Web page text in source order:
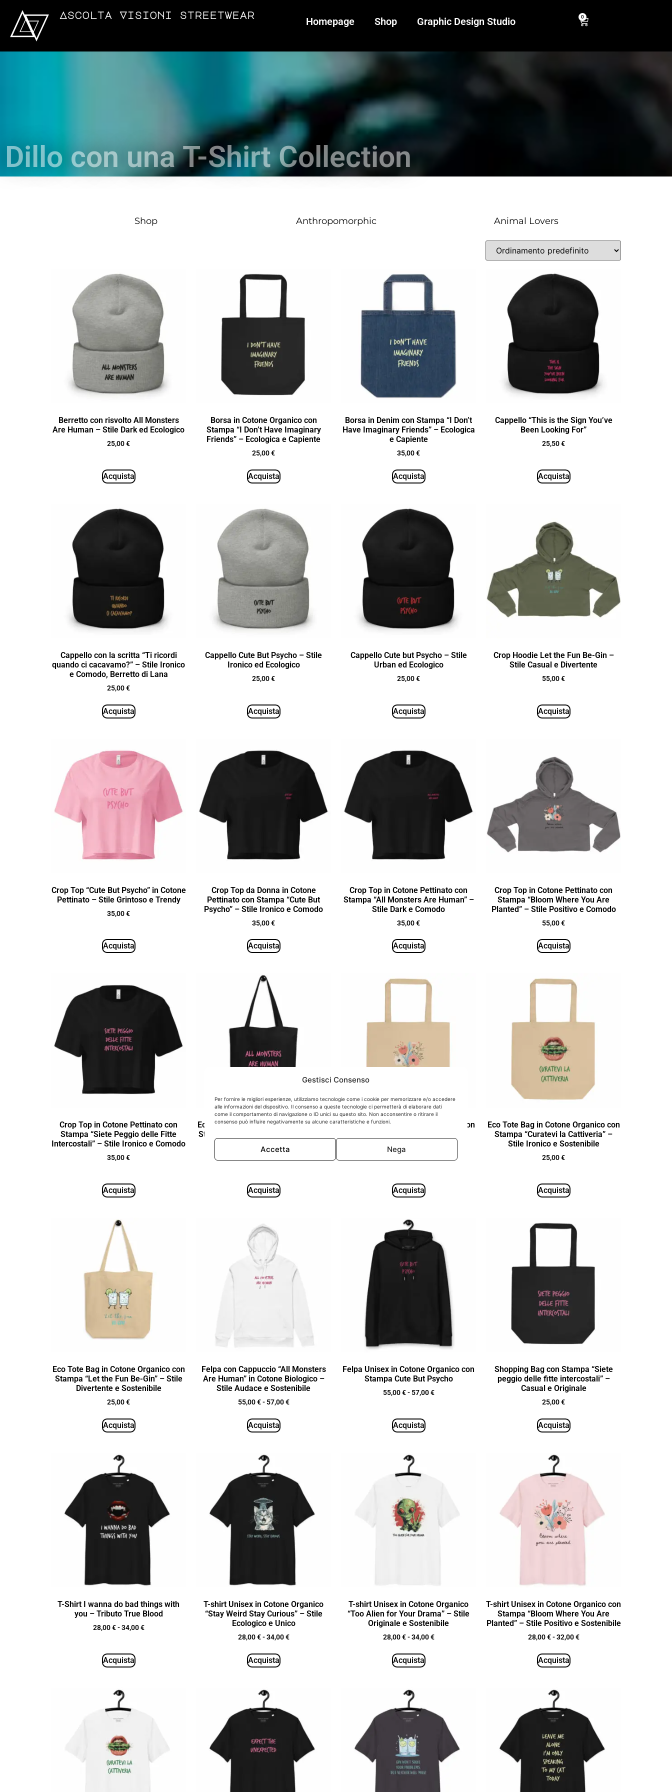
Gestisci Consenso
Per fornire le migliori esperienze, utilizziamo tecnologie come i cookie per memorizzare e/o accedere
alle informazioni del dispositivo. Il consenso a queste tecnologie ci permetterà di elaborare dati
come il comportamento di navigazione o ID unici su questo sito. Non acconsentire o ritirare il
consenso può influire negativamente su alcune caratteristiche e funzioni.
Accetta Nega
Ascolta Visioni streetwear
Homepage Shop Graphic Design Studio 0
Dillo con una T-Shirt Collection
Shop Anthropomorphic Animal Lovers
Berretto con risvolto All Monsters
Are Human – Stile Dark ed Ecologico
25,00€
Acquista
Borsa in Cotone Organico con
Stampa “I Don’t Have Imaginary
Friends” – Ecologica e Capiente
25,00€
Acquista
Borsa in Denim con Stampa “I Don’t
Have Imaginary Friends” – Ecologica
e Capiente
35,00€
Acquista
Cappello “This is the Sign You’ve
Been Looking For”
25,50€
Acquista
Cappello con la scritta “Ti ricordi
quando ci cacavamo?” – Stile Ironico
e Comodo, Berretto di Lana
25,00€
Acquista
Cappello Cute But Psycho – Stile
Ironico ed Ecologico
25,00€
Acquista
Cappello Cute but Psycho – Stile
Urban ed Ecologico
25,00€
Acquista
Crop Hoodie Let the Fun Be-Gin –
Stile Casual e Divertente
55,00€
Acquista
Crop Top “Cute But Psycho” in Cotone
Pettinato – Stile Grintoso e Trendy
35,00€
Acquista
Crop Top da Donna in Cotone
Pettinato con Stampa “Cute But
Psycho” – Stile Ironico e Comodo
35,00€
Acquista
Crop Top in Cotone Pettinato con
Stampa “All Monsters Are Human” –
Stile Dark e Comodo
35,00€
Acquista
Crop Top in Cotone Pettinato con
Stampa “Bloom Where You Are
Planted” – Stile Positivo e Comodo
55,00€
Acquista
Crop Top in Cotone Pettinato con
Stampa “Siete Peggio delle Fitte
Intercostali” – Stile Ironico e Comodo
35,00€
Acquista
Eco Tote Bag in Cotone Organico con
Stampa “All Monsters Are Human” –
Acquista
Eco Tote Bag in Cotone Organico con
Ispirazionale
Acquista
Eco Tote Bag in Cotone Organico con
Stampa “Curatevi la Cattiveria” –
Stile Ironico e Sostenibile
25,00€
Acquista
Eco Tote Bag in Cotone Organico con
Stampa “Let the Fun Be-Gin” – Stile
Divertente e Sostenibile
25,00€
Acquista
Felpa con Cappuccio “All Monsters
Are Human” in Cotone Biologico –
Stile Audace e Sostenibile
55,00€ - 57,00€
Acquista
Felpa Unisex in Cotone Organico con
Stampa Cute But Psycho
55,00€ - 57,00€
Acquista
Shopping Bag con Stampa “Siete
peggio delle fitte intercostali” –
Casual e Originale
25,00€
Acquista
T-Shirt I wanna do bad things with
you – Tributo True Blood
28,00€ - 34,00€
Acquista
T-shirt Unisex in Cotone Organico
“Stay Weird Stay Curious” – Stile
Ecologico e Unico
28,00€ - 34,00€
Acquista
T-shirt Unisex in Cotone Organico
“Too Alien for Your Drama” – Stile
Originale e Sostenibile
28,00€ - 34,00€
Acquista
T-shirt Unisex in Cotone Organico con
Stampa “Bloom Where You Are
Planted” – Stile Positivo e Sostenibile
28,00€ - 32,00€
Acquista